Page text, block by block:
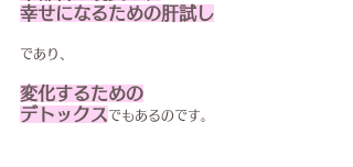
幸せになるための肝試し
であり、
変化するための
デトックス でもあるのです。